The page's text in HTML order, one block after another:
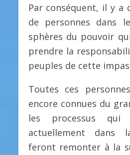
Par conséquent, il y a
de personnes dans
sphères du pouvoir
prendre la
peuples de cette
Toutes ces
encore connues du
les processus qui
actuellement dans
feront remonter à la